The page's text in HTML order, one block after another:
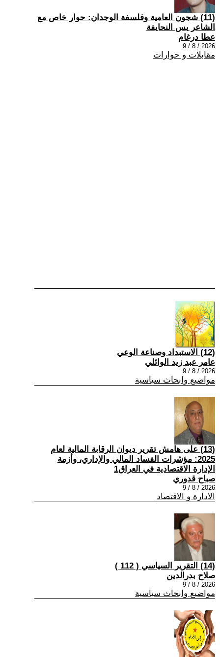
(11) شجون العامية وفلسفة الوجدان: حوار خاص مع
الشاعر يس النحايفة
عطا درغام
2026 / 8 / 9
مقابلات و حوارات
(12) الاستبداد وصناعة الوعي
عامر عبد زيد الوائلي
2026 / 8 / 9
مواضيع وابحاث سياسية
(13) على هامش تقرير ديوان الرقابة المالية لعام
2025: مؤشرات الفساد المالي والإداري، وأزمة
الإدارة الاقتصادية في العراق1
صباح قدوري
2026 / 8 / 9
الادارة و الاقتصاد
(14) التقرير السياسي ( 112 )
صلاح بدرالدين
2026 / 8 / 9
مواضيع وابحاث سياسية